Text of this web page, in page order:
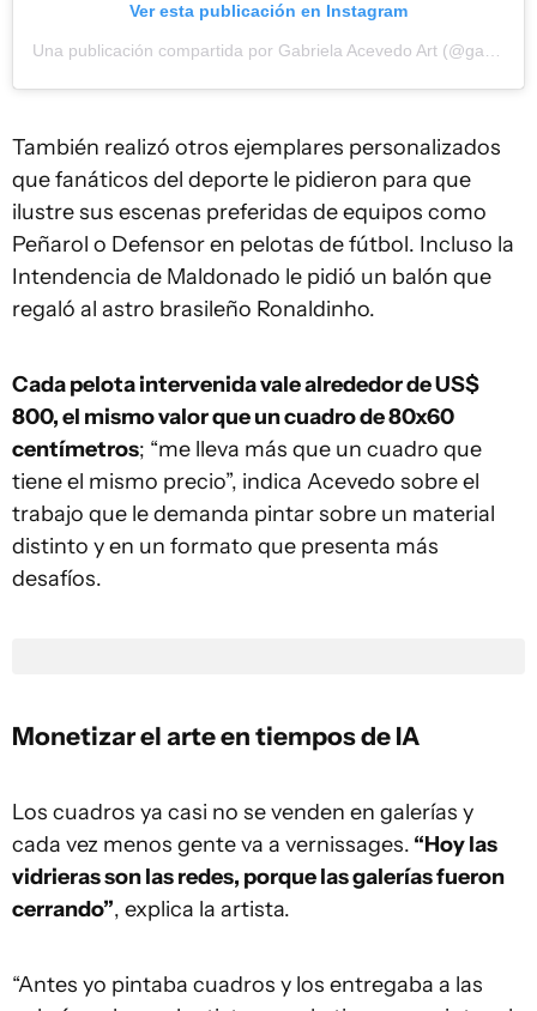
Ver esta publicación en Instagram
También realizó otros ejemplares personalizados
que fanáticos del deporte le pidieron para que
ilustre sus escenas preferidas de equipos como
Peñarol o Defensor en pelotas de fútbol. Incluso la
Intendencia de Maldonado le pidió un balón que
regaló al astro brasileño Ronaldinho.
Cada pelota intervenida vale alrededor de US$
800, el mismo valor que un cuadro de 80x60
centímetros; “me lleva más que un cuadro que
tiene el mismo precio”, indica Acevedo sobre el
trabajo que le demanda pintar sobre un material
distinto y en un formato que presenta más
desafíos.
Monetizar el arte en tiempos de IA
Los cuadros ya casi no se venden en galerías y
cada vez menos gente va a vernissages. “Hoy las
vidrieras son las redes, porque las galerías fueron
cerrando”, explica la artista.
“Antes yo pintaba cuadros y los entregaba a las